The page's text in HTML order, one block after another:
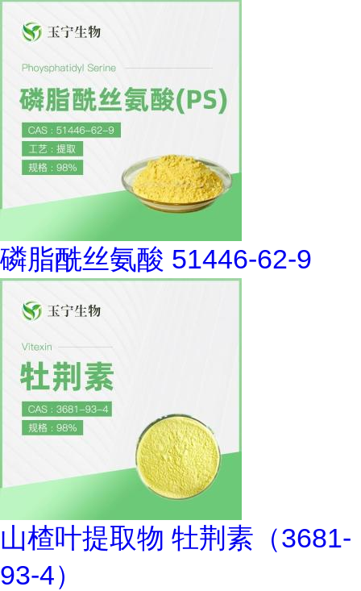
磷脂酰丝氨酸 51446-62-9
山楂叶提取物 牡荆素（3681-
93-4）